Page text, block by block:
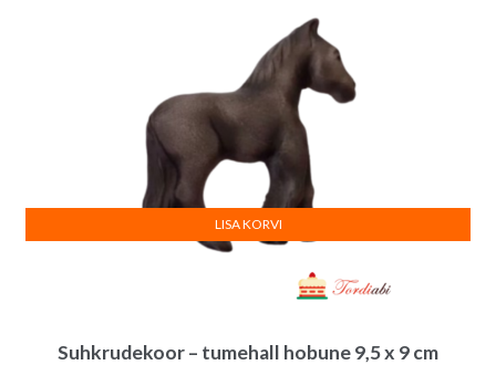
Suhkrudekoor – tumehall hobune 9,5 x 9 cm
LISA KORVI